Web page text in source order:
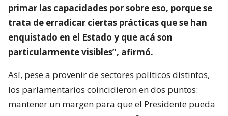
primar las capacidades por sobre eso, porque se
trata de erradicar ciertas prácticas que se han
enquistado en el Estado y que acá son
particularmente visibles”, afirmó.
Así, pese a provenir de sectores políticos distintos,
los parlamentarios coincidieron en dos puntos:
mantener un margen para que el Presidente pueda